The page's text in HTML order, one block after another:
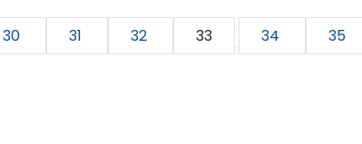
30 31 32 33 34 35